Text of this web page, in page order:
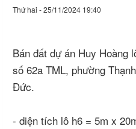
Thứ hai - 25/11/2024 19:40
Bán đất dự án Huy Hoàng
số 62a TML, phường
Đức.
- diện tích lô h6 = 5m x